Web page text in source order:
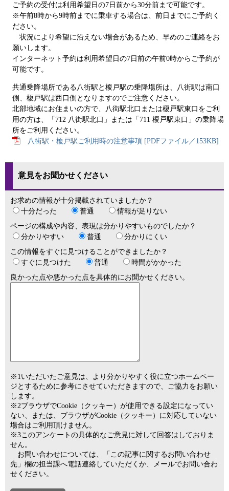
ご予約の受付は利用希望日の7日前から30分前まで可能です。
※午前8時から9時前までに乗車する場合は、前日までにご予約く
ださい。
状況により希望に沿えない場合があるため、早めのご連絡をお
願いします。
インターネット予約は利用希望日の7日前の午前0時からご予約が
可能です。
共通乗降場所である八街駅と榎戸駅の乗降場所は、八街駅は南口
側、榎戸駅は西口側となりますのでご注意ください。
北部地域にお住まいの方で、八街駅北口または榎戸駅東口をご利
用の方は、「712 八街駅北口」または「711 榎戸駅東口」の乗降場
所をご利用ください。
八街駅・榎戸駅ご利用時の注意事項 [PDFファイル／153KB]
意見をお聞かせください
お求めの情報が十分掲載されていましたか？
十分だった
普通
情報が足りない
ページの構成や内容、表現は分かりやすいものでしたか？
分かりやすい
普通
分かりにくい
この情報をすぐに見つけることができましたか？
すぐに見つけた
普通
時間がかかった
良かった点や悪かった点を具体的にお聞かせください。
※1いただいたご意見は、より分かりやすく役に立つホームペー
ジとするために参考にさせていただきますので、ご協力をお願い
します。
※2ブラウザでCookie（クッキー）が使用できる設定になってい
ない、または、ブラウザがCookie（クッキー）に対応していない
場合はご利用頂けません。
※3このアンケートの具体的なご意見に対して回答はしておりま
せん。
お問い合わせについては、「この記事に関するお問い合わせ
先」欄の担当課へ電話連絡していただくか、メールでお問い合わ
せください。